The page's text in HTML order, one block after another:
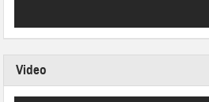
Video